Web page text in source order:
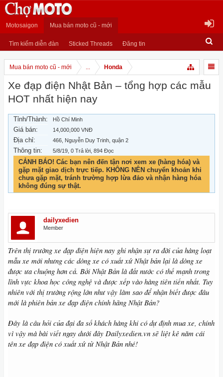
Motosaigon Mua bán moto cũ - mới
Tìm kiếm diễn đàn Sticked Threads Đăng tin
Mua bán moto cũ - mới ... Honda
Xe đạp điện Nhật Bản – tổng hợp các mẫu
HOT nhất hiện nay
Tỉnh/Thành: Hồ Chí Minh
Giá bán: 14,000,000 VNĐ
Địa chỉ: 466, Nguyễn Duy Trinh, quận 2
Thông tin: 5/8/19 , 0 Trả lời, 894 Đọc
CẢNH BÁO! Các bạn nên đến tận nơi xem xe (hàng hóa) và
gặp mặt giao dịch trực tiếp. KHÔNG NÊN chuyển khoản khi
chưa gặp mặt, tránh trường hợp lừa đảo và nhận hàng hóa
không đúng sự thật.
dailyxedien
Member
Trên thị trường xe đạp điện hiện nay ghi nhận sự ra đời của hàng loạt
mẫu xe mới nhưng các dòng xe có xuất xứ Nhật bản lại là dòng xe
được ưa chuộng hơn cả. Bởi Nhật Bản là đất nước có thế mạnh trong
lĩnh vực khoa học công nghệ và được xếp vào hàng tiên tiến nhất. Tuy
nhiên với thị trường rộng lớn như vậy làm sao để nhận biết được đâu
mới là phiên bản xe đạp điện chính hãng Nhật Bản?
Đây là câu hỏi của đại đa số khách hàng khi có dự định mua xe, chính
vì vậy mà bài viết ngay dưới đây Dailyxedien.vn sẽ liệt kê năm cái
tên xe đạp điện có xuất xứ từ Nhật Bản nhé!